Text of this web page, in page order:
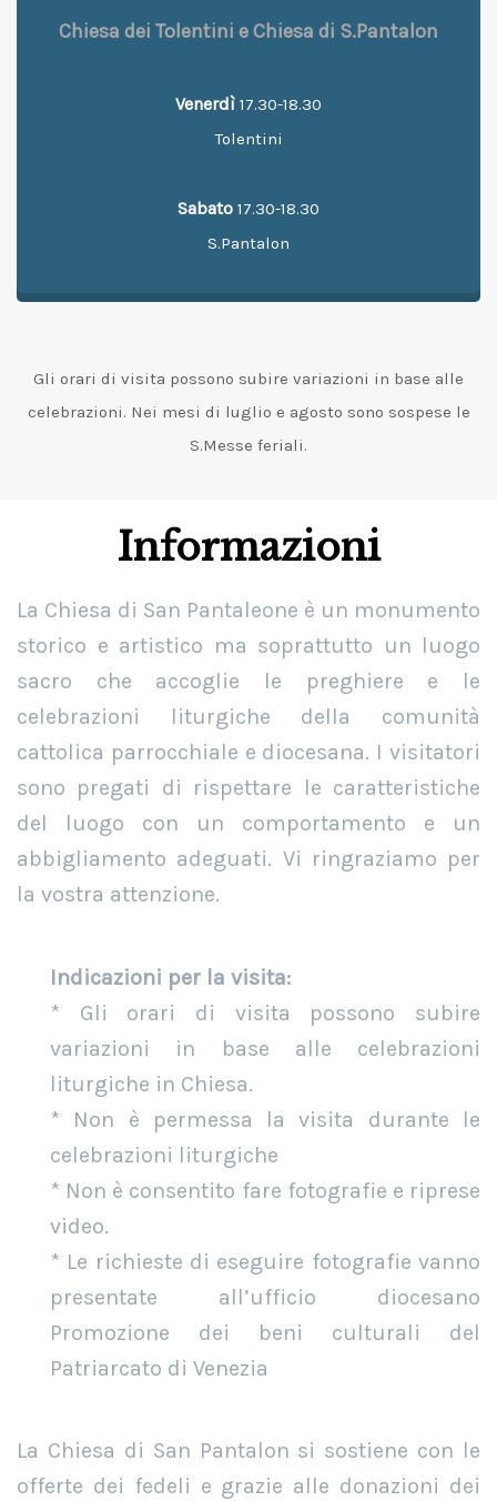
Chiesa dei Tolentini e Chiesa di S.Pantalon
Venerdì 17.30-18.30
Tolentini
Sabato 17.30-18.30
S.Pantalon
Gli orari di visita possono subire variazioni in base alle
celebrazioni. Nei mesi di luglio e agosto sono sospese le
S.Messe feriali.
Informazioni
La Chiesa di San Pantaleone è un monumento
storico e artistico ma soprattutto un luogo
sacro che accoglie le preghiere e le
celebrazioni liturgiche della comunità
cattolica parrocchiale e diocesana. I visitatori
sono pregati di rispettare le caratteristiche
del luogo con un comportamento e un
abbigliamento adeguati. Vi ringraziamo per
la vostra attenzione.
Indicazioni per la visita:
* Gli orari di visita possono subire
variazioni in base alle celebrazioni
liturgiche in Chiesa.
* Non è permessa la visita durante le
celebrazioni liturgiche
* Non è consentito fare fotografie e riprese
video.
* Le richieste di eseguire fotografie vanno
presentate all’ufficio diocesano
Promozione dei beni culturali del
Patriarcato di Venezia
La Chiesa di San Pantalon si sostiene con le
offerte dei fedeli e grazie alle donazioni dei